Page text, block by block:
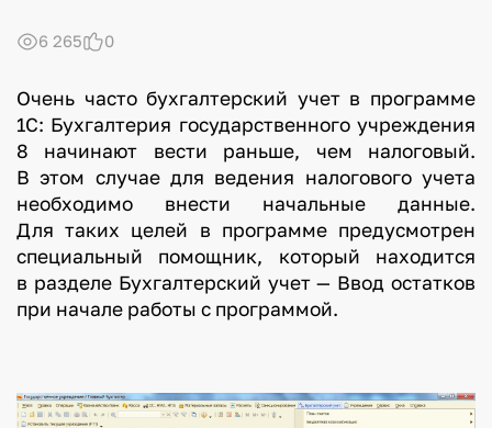
6 265 0
Очень часто бухгалтерский учет в программе
1С: Бухгалтерия государственного учреждения
8 начинают вести раньше, чем налоговый.
В этом случае для ведения налогового учета
необходимо внести начальные данные.
Для таких целей в программе предусмотрен
специальный помощник, который находится
в разделе Бухгалтерский учет — Ввод остатков
при начале работы с программой.